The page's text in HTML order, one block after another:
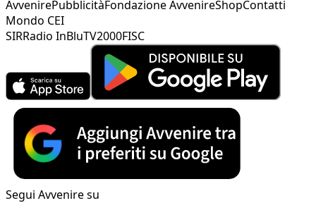
AvvenirePubblicitàFondazione AvvenireShopContatti
Mondo CEI
SIRRadio InBluTV2000FISC
Segui Avvenire su